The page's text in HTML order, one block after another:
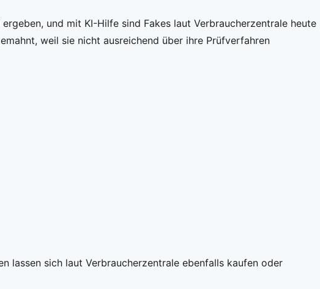
und mit KI-Hilfe sind Fakes laut Verbraucherzentrale heute
weil sie nicht ausreichend über ihre Prüfverfahren
lassen sich laut Verbraucherzentrale ebenfalls kaufen oder